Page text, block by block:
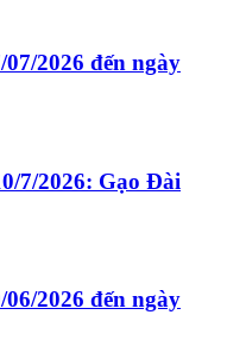
2026 đến ngày
7/2026: Gạo Đài
2026 đến ngày